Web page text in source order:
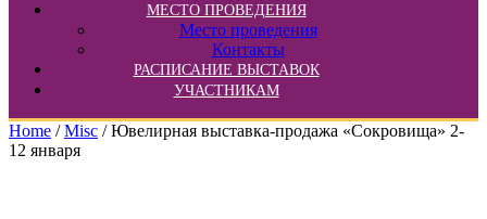
МЕСТО ПРОВЕДЕНИЯ
Место проведения
Контакты
РАСПИСАНИЕ ВЫСТАВОК
УЧАСТНИКАМ
Home /Misc / Ювелирная выставка-продажа «Сокровища» 2-
12 января